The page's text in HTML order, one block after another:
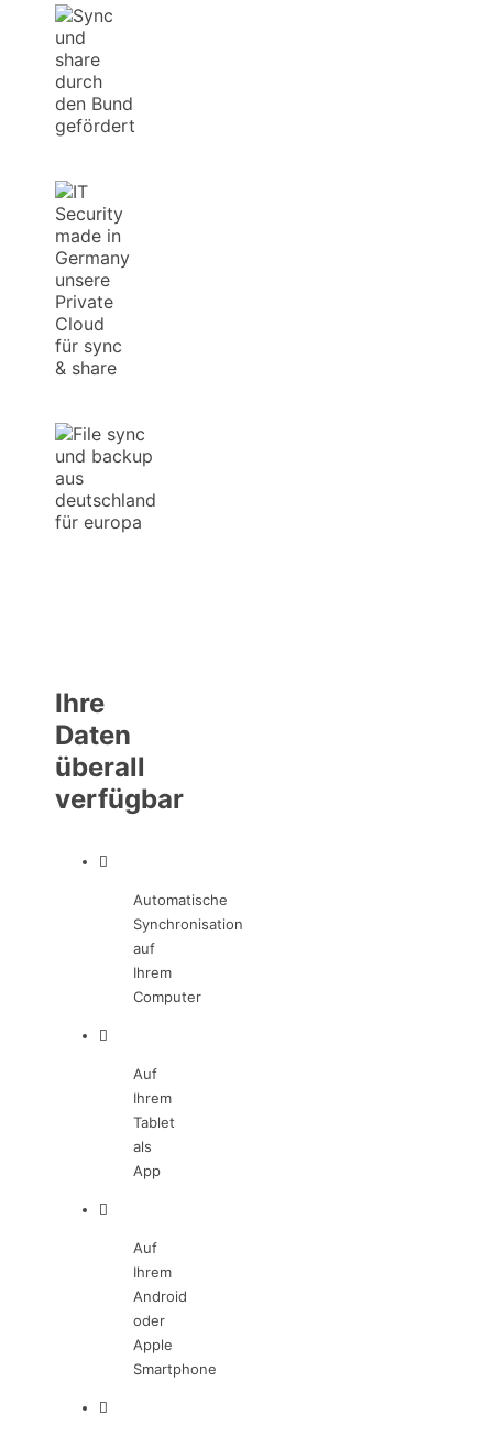
Ihre
Daten
überall
verfügbar
Automatische
Synchronisation
auf
Ihrem
Computer
Auf
Ihrem
Tablet
als
App
Auf
Ihrem
Android
oder
Apple
Smartphone